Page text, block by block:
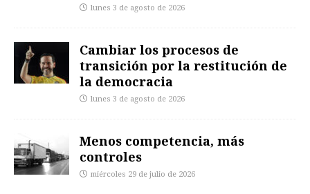
lunes 3 de agosto de 2026
Cambiar los procesos de
transición por la restitución de
la democracia
lunes 3 de agosto de 2026
Menos competencia, más
controles
miércoles 29 de julio de 2026